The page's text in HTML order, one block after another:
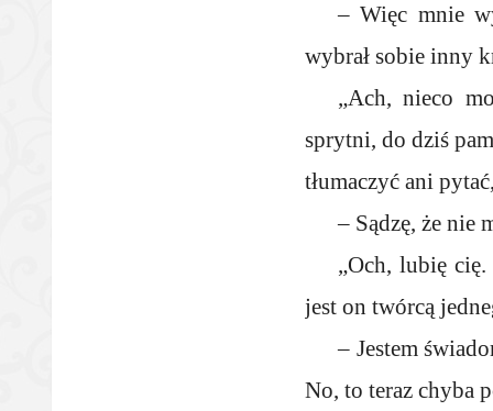
– Więc mnie
wybrał sobie inny
„Ach, nieco
sprytni, do dziś
tłumaczyć ani
– Sądzę, że nie
„Och, lubię
jest on twórcą
– Jestem
No, to teraz chyba